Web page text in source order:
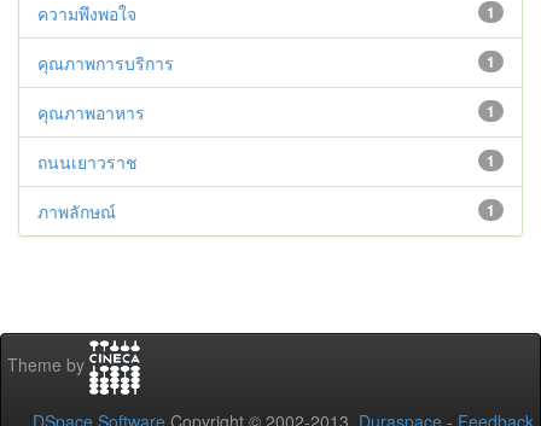
1
ความพึงพอใจ
1
คุณภาพการบริการ
1
คุณภาพอาหาร
1
ถนนเยาวราช
1
ภาพลักษณ์
Theme by
DSpace Software Copyright © 2002-2013 Duraspace - Feedback